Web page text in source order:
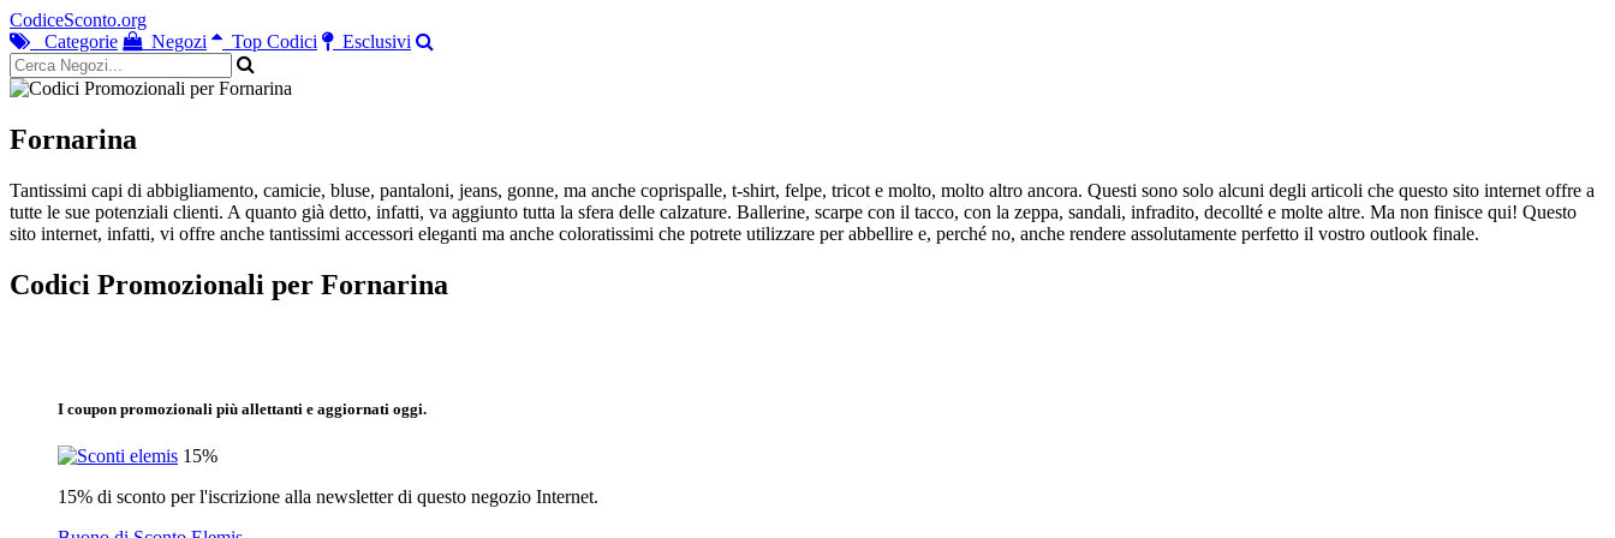
CodiceSconto.org
Categorie
Negozi Top Codici Esclusivi
Fornarina
Tantissimi capi di abbigliamento, camicie, bluse, pantaloni, jeans, gonne, ma anche coprispalle, t-shirt, felpe, tricot e molto, molto altro ancora. Questi sono solo alcuni degli articoli che questo sito internet offre a
tutte le sue potenziali clienti. A quanto già detto, infatti, va aggiunto tutta la sfera delle calzature. Ballerine, scarpe con il tacco, con la zeppa, sandali, infradito, decollté e molte altre. Ma non finisce qui! Questo
sito internet, infatti, vi offre anche tantissimi accessori eleganti ma anche coloratissimi che potrete utilizzare per abbellire e, perché no, anche rendere assolutamente perfetto il vostro outlook finale.
Codici Promozionali per Fornarina
I coupon promozionali più allettanti e aggiornati oggi.
15%
15% di sconto per l'iscrizione alla newsletter di questo negozio Internet.